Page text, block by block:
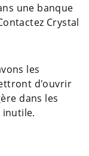
une banque
Crystal
les
d'ouvrir
dans les
inutile.